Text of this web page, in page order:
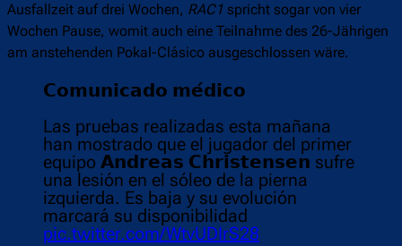
Ausfallzeit auf drei Wochen, RAC1 spricht sogar von vier
Wochen Pause, womit auch eine Teilnahme des 26-Jährigen
am anstehenden Pokal-Clásico ausgeschlossen wäre.
𝗖𝗼𝗺𝘂𝗻𝗶𝗰𝗮𝗱𝗼 𝗺𝗲́𝗱𝗶𝗰𝗼
Las pruebas realizadas esta mañana
han mostrado que el jugador del primer
equipo 𝗔𝗻𝗱𝗿𝗲𝗮𝘀 𝗖𝗵𝗿𝗶𝘀𝘁𝗲𝗻𝘀𝗲𝗻 sufre
una lesión en el sóleo de la pierna
izquierda. Es baja y su evolución
marcará su disponibilidad
pic.twitter.com/WtvUDIrS28